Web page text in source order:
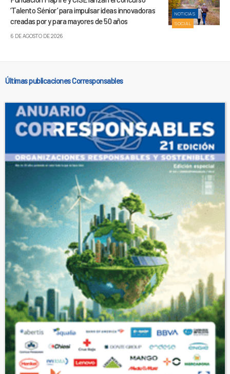
NOTICIAS
SOCIAL
‘Talento Sénior’ para impulsar ideas innovadoras
creadas por y para mayores de 50 años
6 DE AGOSTO DE 2026
Últimas publicaciones Corresponsables